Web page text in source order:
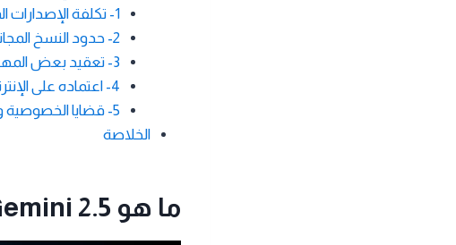
1- تكلفة الإصدارات المتقدمة
2- حدود النسخ المجانية
3- تعقيد بعض المهام
4- اعتماده على الإنترنت وخدمات جوجل
5- قضايا الخصوصية والأمان
الخلاصة
ما هو Gemini 2.5؟